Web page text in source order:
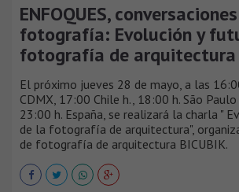
ENFOQUES,
fotografía: Evolución y
fotografía de arquitectura
El próximo jueves 28 de mayo, a las
CDMX, 17:00 Chile h., 18:00 h. São
23:00 h. España, se realizará la charla "
de la fotografía de arquitectura",
de fotografía de arquitectura BICUBIK.